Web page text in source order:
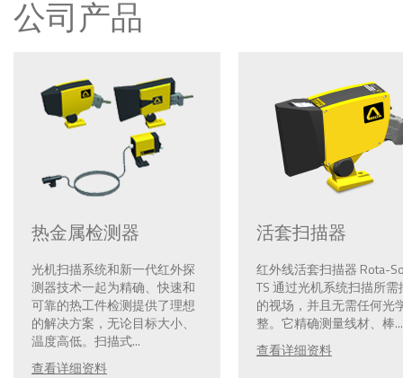
公司产品
热金属检测器
光机扫描系统和新一代红外探
测器技术一起为精确、快速和
可靠的热工件检测提供了理想
的解决方案，无论目标大小、
温度高低。扫描式...
查看详细资料
活套扫描器
红外线活套扫描器 Rota-
TS 通过光机系统扫描所需
的视场，并且无需任何光
整。它精确测量线材、棒...
查看详细资料